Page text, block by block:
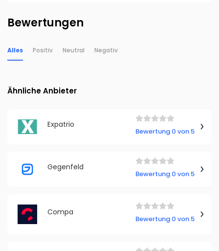
Bewertungen
Alles Positiv Neutral Negativ
Ähnliche Anbieter
Expatrio
Bewertung 0 von 5
Gegenfeld
Bewertung 0 von 5
Compa
Bewertung 0 von 5